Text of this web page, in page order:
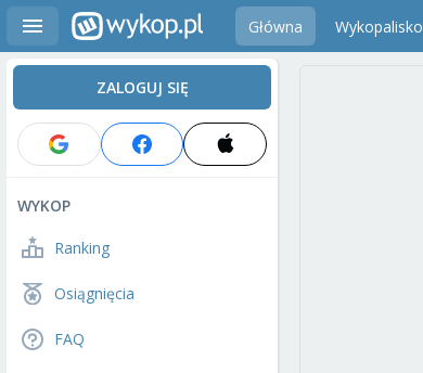
Główna Wykopalisko
ZALOGUJ SIĘ
WYKOP
Ranking
Osiągnięcia
FAQ